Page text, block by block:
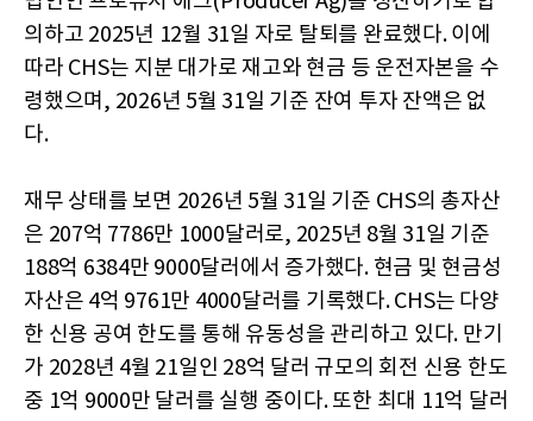
의하고 2025년 12월 31일 자로 탈퇴를 완료했다. 이에
따라 CHS는 지분 대가로 재고와 현금 등 운전자본을 수
령했으며, 2026년 5월 31일 기준 잔여 투자 잔액은 없
다.
재무 상태를 보면 2026년 5월 31일 기준 CHS의 총자산
은 207억 7786만 1000달러로, 2025년 8월 31일 기준
188억 6384만 9000달러에서 증가했다. 현금 및 현금성
자산은 4억 9761만 4000달러를 기록했다. CHS는 다양
한 신용 공여 한도를 통해 유동성을 관리하고 있다. 만기
가 2028년 4월 21일인 28억 달러 규모의 회전 신용 한도
중 1억 9000만 달러를 실행 중이다. 또한 최대 11억 달러